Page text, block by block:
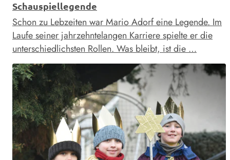
Schauspiellegende
Schon zu Lebzeiten war Mario Adorf eine Legende. Im
Laufe seiner jahrzehntelangen Karriere spielte er die
unterschiedlichsten Rollen. Was bleibt, ist die …